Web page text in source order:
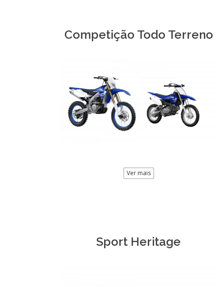
Competição Todo Terreno
Ver mais
Sport Heritage